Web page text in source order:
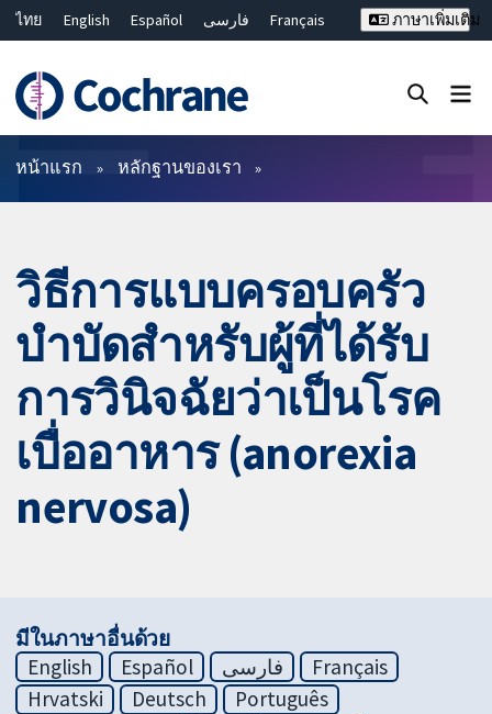
ไทย English Español فارسی
Français
Bahasa Malaysia
繁體中文 简体中文
ภาษาเพิ่มเติม
ตัวกรอง
หน้าแรก หลักฐานของเรา
วิธีการแบบครอบครัว
บำบัดสำหรับผู้ที่ได้รับ
การวินิจฉัยว่าเป็นโรค
เบื่ออาหาร (anorexia
nervosa)
มีในภาษาอื่นด้วย
English
Español فارسی
Français
Hrvatski
Deutsch
Português